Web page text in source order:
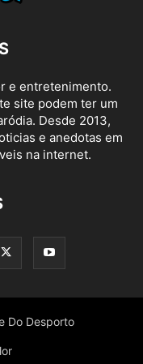
e entretenimento.
site podem ter um
Desde 2013,
e anedotas em
na internet.
Do Desporto